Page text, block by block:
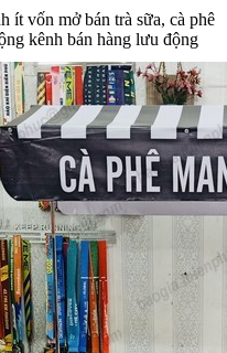
ít vốn mở bán trà sữa, cà phê
kênh bán hàng lưu động